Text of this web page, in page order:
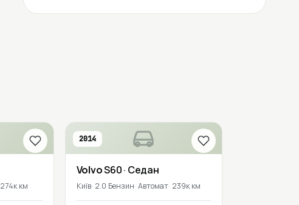
274к км
2014
VolvoS60· Седан
Київ 2.0 Бензин Автомат 239к км